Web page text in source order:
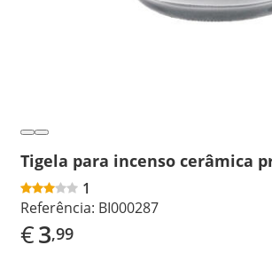
Tigela para incenso cerâmica
1
Referência: BI000287
€3,99